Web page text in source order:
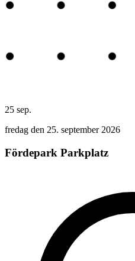
25 sep.
fredag den 25. september 2026
Fördepark Parkplatz